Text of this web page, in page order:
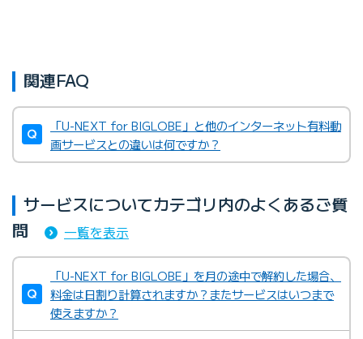
関連FAQ
「U-NEXT for BIGLOBE」と他のインターネット有料動
画サービスとの違いは何ですか？
サービスについてカテゴリ内のよくあるご質
問
一覧を表示
「U-NEXT for BIGLOBE」を月の途中で解約した場合、
料金は日割り計算されますか？またサービスはいつまで
使えますか？